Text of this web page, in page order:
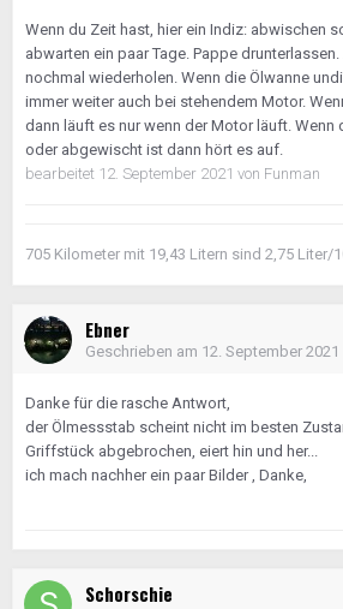
Wenn du Zeit hast, hier ein Indiz: abwischen
abwarten ein paar Tage. Pappe
nochmal wiederholen. Wenn die Ölwanne
immer weiter auch bei stehendem Motor.
dann läuft es nur wenn der Motor läuft.
oder abgewischt ist dann hört es auf.
bearbeitet 12. September 2021 von Funman
705 Kilometer mit 19,43 Litern sind 2,75 Liter/
Ebner
Geschrieben am 12. September 2021
Danke für die rasche Antwort,
der Ölmessstab scheint nicht im besten
Griffstück abgebrochen, eiert hin und her...
ich mach nachher ein paar Bilder , Danke,
Schorschie